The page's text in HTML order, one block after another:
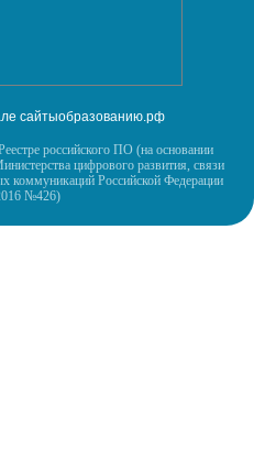
сайтыобразованию.рф
российского ПО (на основании
цифрового развития, связи
коммуникаций Российской Федерации
№426)